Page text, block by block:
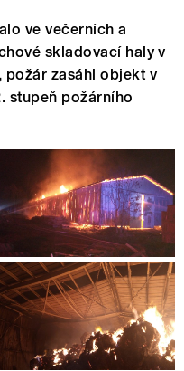
ve večerních a
skladovací haly v
požár zasáhl objekt v
stupeň požárního